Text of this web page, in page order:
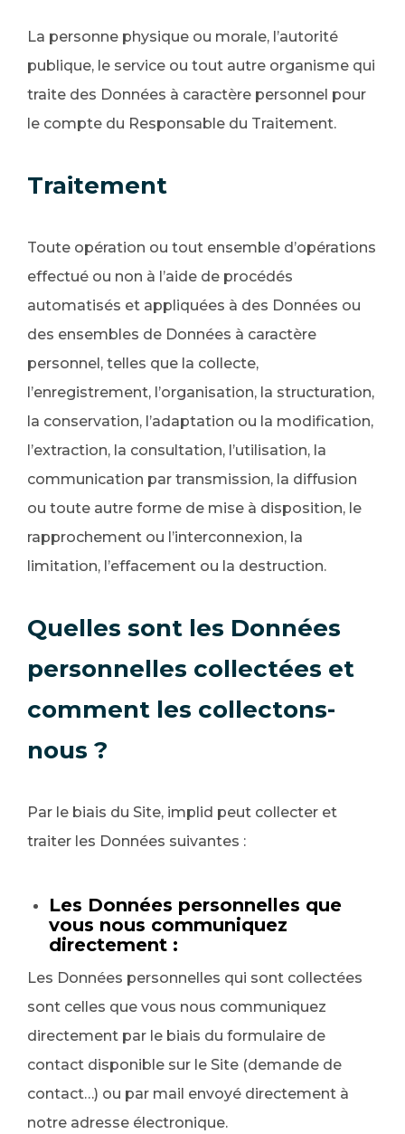
La personne physique ou morale, l’autorité
publique, le service ou tout autre organisme qui
traite des Données à caractère personnel pour
le compte du Responsable du Traitement.
Traitement
Toute opération ou tout ensemble d’opérations
effectué ou non à l’aide de procédés
automatisés et appliquées à des Données ou
des ensembles de Données à caractère
personnel, telles que la collecte,
l’enregistrement, l’organisation, la structuration,
la conservation, l’adaptation ou la modification,
l’extraction, la consultation, l’utilisation, la
communication par transmission, la diffusion
ou toute autre forme de mise à disposition, le
rapprochement ou l’interconnexion, la
limitation, l’effacement ou la destruction.
Quelles sont les Données
personnelles collectées et
comment les collectons-
nous ?
Par le biais du Site, implid peut collecter et
traiter les Données suivantes :
Les Données personnelles que
vous nous communiquez
directement :
Les Données personnelles qui sont collectées
sont celles que vous nous communiquez
directement par le biais du formulaire de
contact disponible sur le Site (demande de
contact…) ou par mail envoyé directement à
notre adresse électronique.